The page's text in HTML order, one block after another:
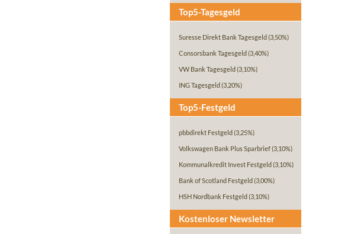
Top5-Tagesgeld
Suresse Direkt Bank Tagesgeld (3,50%)
Consorsbank Tagesgeld (3,40%)
VW Bank Tagesgeld (3,10%)
ING Tagesgeld (3,20%)
Top5-Festgeld
pbbdirekt Festgeld (3,25%)
Volkswagen Bank Plus Sparbrief(3,10%)
Kommunalkredit Invest Festgeld (3,10%)
Bank of Scotland Festgeld (3,00%)
HSH Nordbank Festgeld (3,10%)
Kostenloser Newsletter